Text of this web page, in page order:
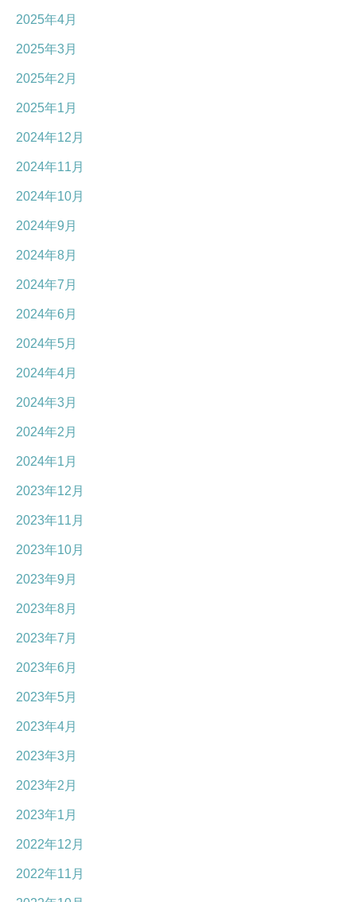
2025年4月
2025年3月
2025年2月
2025年1月
2024年12月
2024年11月
2024年10月
2024年9月
2024年8月
2024年7月
2024年6月
2024年5月
2024年4月
2024年3月
2024年2月
2024年1月
2023年12月
2023年11月
2023年10月
2023年9月
2023年8月
2023年7月
2023年6月
2023年5月
2023年4月
2023年3月
2023年2月
2023年1月
2022年12月
2022年11月